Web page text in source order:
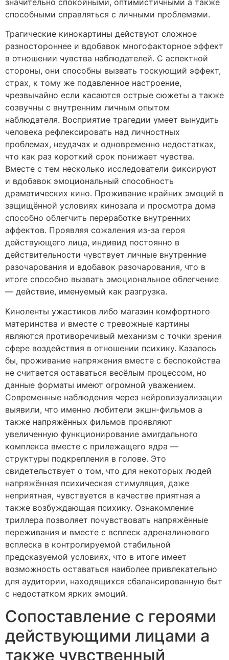
способными справляться с личными проблемами.
Трагические кинокартины действуют сложное
разностороннее и вдобавок многофакторное эффект
в отношении чувства наблюдателей. С аспектной
стороны, они способны вызвать тоскующий эффект,
страх, к тому же подавленное настроение,
чрезвычайно если касаются острые сюжеты а также
созвучны с внутренним личным опытом
наблюдателя. Восприятие трагедии умеет вынудить
человека рефлексировать над личностных
проблемах, неудачах и одновременно недостатках,
что как раз короткий срок понижает чувства.
Вместе с тем несколько исследователи фиксируют
и вдобавок эмоциональный способность
драматических кино. Проживание крайних эмоций в
защищённой условиях кинозала и просмотра дома
способно облегчить переработке внутренних
аффектов. Проявляя сожаления из-за героя
действующего лица, индивид постоянно в
действительности чувствует личные внутренние
разочарования и вдобавок разочарования, что в
итоге способно вызвать эмоциональное облегчение
— действие, именуемый как разгрузка.
Киноленты ужастиков либо магазин комфортного
материнства и вместе с тревожные картины
являются противоречивый механизм с точки зрения
сфере воздействия в отношении психику. Казалось
бы, проживание напряжения вместе с беспокойства
не считается оставаться весёлым процессом, но
данные форматы имеют огромной уважением.
Современные наблюдения через нейровизуализации
выявили, что именно любители экшн-фильмов а
также напряжённых фильмов проявляют
увеличенную функционирование амигдального
комплекса вместе с прилежащего ядра —
структуры подкрепления в голове. Это
свидетельствует о том, что для некоторых людей
напряжённая психическая стимуляция, даже
неприятная, чувствуется в качестве приятная а
также возбуждающая психику. Ознакомление
триллера позволяет почувствовать напряжённые
переживания и вместе с всплеск адреналинового
всплеска в контролируемой стабильной
предсказуемой условиях, что в итоге имеет
возможность оставаться наиболее привлекательно
для аудитории, находящихся сбалансированную быт
с недостатком ярких эмоций.
Сопоставление с героями
действующими лицами а
также чувственный